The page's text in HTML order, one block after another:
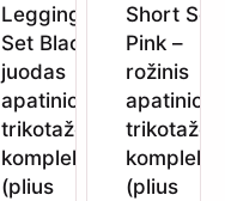
Legging
Set Black –
juodas
apatinio
trikotažo
komplektas
(plius
Short Set
Pink –
rožinis
apatinio
trikotažo
(plius